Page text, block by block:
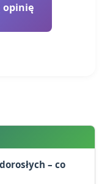
opinię
– co